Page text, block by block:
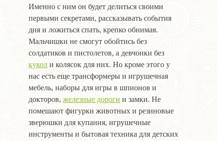
Именно с ним он будет делиться своими
первыми секретами, рассказывать события
дня и ложиться спать, крепко обнимая.
Мальчишки не смогут обойтись без
солдатиков и пистолетов, а девчонки без
кукол и колясок для них. Но кроме этого у
нас есть еще трансформеры и игрушечная
мебель, наборы для игры в шпионов и
докторов, железные дороги и замки. Не
помешают фигурки животных и резиновые
зверюшки для купания, игрушечные
инструменты и бытовая техника для детских